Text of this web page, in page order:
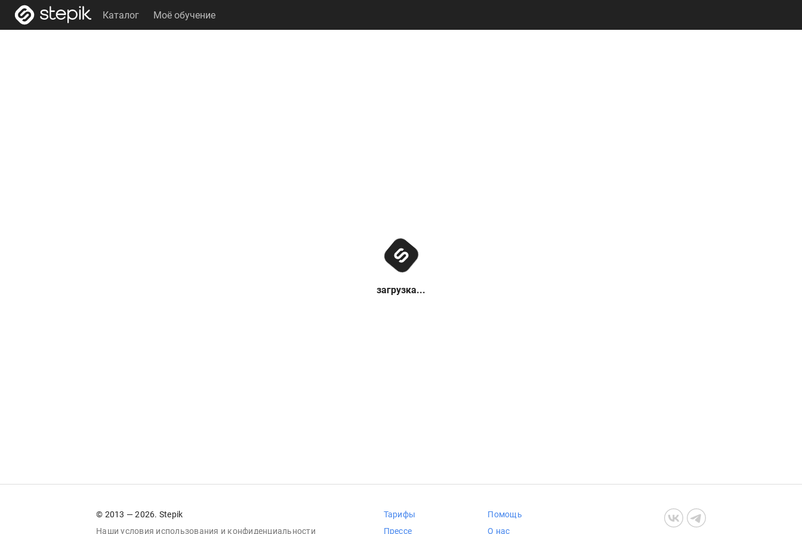
Каталог Моё обучение
загрузка...
© 2013 — 2026. Stepik
Наши условия использования и конфиденциальности
Тарифы
Прессе
Помощь
О нас